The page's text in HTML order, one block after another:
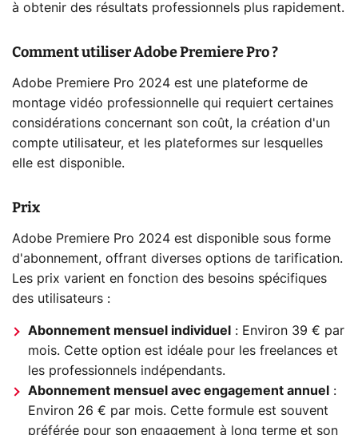
à obtenir des résultats professionnels plus rapidement.
Comment utiliser Adobe Premiere Pro ?
Adobe Premiere Pro 2024 est une plateforme de
montage vidéo professionnelle qui requiert certaines
considérations concernant son coût, la création d'un
compte utilisateur, et les plateformes sur lesquelles
elle est disponible.
Prix
Adobe Premiere Pro 2024 est disponible sous forme
d'abonnement, offrant diverses options de tarification.
Les prix varient en fonction des besoins spécifiques
des utilisateurs :
Abonnement mensuel individuel : Environ 39 € par
mois. Cette option est idéale pour les freelances et
les professionnels indépendants.
Abonnement mensuel avec engagement annuel :
Environ 26 € par mois. Cette formule est souvent
préférée pour son engagement à long terme et son